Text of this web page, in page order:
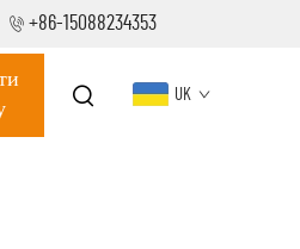
+86-15088234353
UK